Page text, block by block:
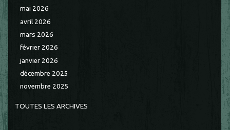
mai 2026
avril 2026
mars 2026
février 2026
janvier 2026
décembre 2025
novembre 2025
TOUTES LES ARCHIVES